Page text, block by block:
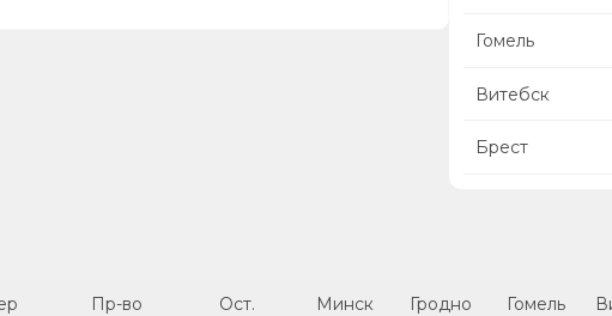
Гомель
Витебск
Брест
Пр-во Ост. Минск Гродно Гомель